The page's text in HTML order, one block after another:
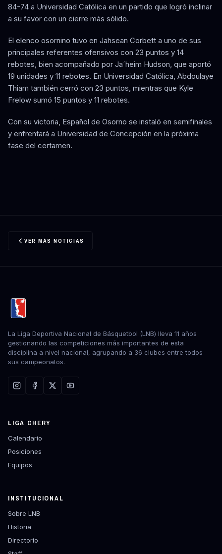
84-74 a Universidad Católica en un partido que logró inclinar
a su favor con un cierre más sólido.
El elenco osornino tuvo en Jahsean Corbett a uno de sus
principales referentes ofensivos con 23 puntos y 14
rebotes, bien acompañado por Ja´heim Hudson, que aportó
19 unidades y 11 rebotes. En Universidad Católica, Abdoulaye
Thiam también cerró con 23 puntos, mientras que Kyle
Frelow sumó 15 puntos y 11 rebotes.
Con su victoria, Español de Osorno se instaló en semifinales
y enfrentará a Universidad de Concepción en la próxima
fase del certamen.
VER MÁS NOTICIAS
La Liga Deportiva Nacional de Básquetbol (LNB) lleva 11 años
gestionando las competiciones más importantes de esta
disciplina a nivel nacional, agrupando a 36 clubes entre todos
sus campeonatos.
LIGA CHERY
Calendario
Posiciones
Equipos
INSTITUCIONAL
Sobre LNB
Historia
Directorio